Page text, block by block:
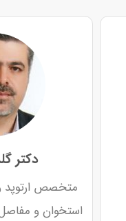
دکتر
متخصص ارتوپد
استخوان و